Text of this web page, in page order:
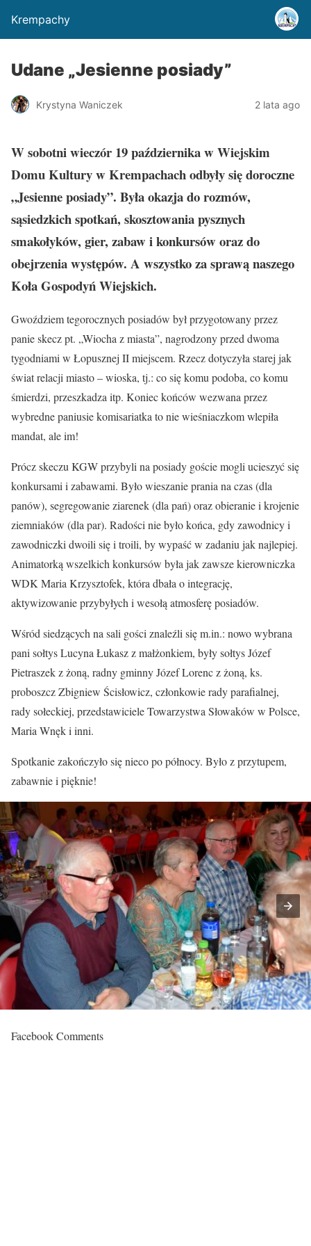
Krempachy
Udane „Jesienne posiady”
Krystyna Waniczek 2 lata ago
W sobotni wieczór 19 października w Wiejskim
Domu Kultury w Krempachach odbyły się doroczne
„Jesienne posiady”. Była okazja do rozmów,
sąsiedzkich spotkań, skosztowania pysznych
smakołyków, gier, zabaw i konkursów oraz do
obejrzenia występów. A wszystko za sprawą naszego
Koła Gospodyń Wiejskich.
Gwoździem tegorocznych posiadów był przygotowany przez
panie skecz pt. „Wiocha z miasta”, nagrodzony przed dwoma
tygodniami w Łopusznej II miejscem. Rzecz dotyczyła starej jak
świat relacji miasto – wioska, tj.: co się komu podoba, co komu
śmierdzi, przeszkadza itp. Koniec końców wezwana przez
wybredne paniusie komisariatka to nie wieśniaczkom wlepiła
mandat, ale im!
Prócz skeczu KGW przybyli na posiady goście mogli ucieszyć się
konkursami i zabawami. Było wieszanie prania na czas (dla
panów), segregowanie ziarenek (dla pań) oraz obieranie i krojenie
ziemniaków (dla par). Radości nie było końca, gdy zawodnicy i
zawodniczki dwoili się i troili, by wypaść w zadaniu jak najlepiej.
Animatorką wszelkich konkursów była jak zawsze kierowniczka
WDK Maria Krzysztofek, która dbała o integrację,
aktywizowanie przybyłych i wesołą atmosferę posiadów.
Wśród siedzących na sali gości znaleźli się m.in.: nowo wybrana
pani sołtys Lucyna Łukasz z małżonkiem, były sołtys Józef
Pietraszek z żoną, radny gminny Józef Lorenc z żoną, ks.
proboszcz Zbigniew Ścisłowicz, członkowie rady parafialnej,
rady sołeckiej, przedstawiciele Towarzystwa Słowaków w Polsce,
Maria Wnęk i inni.
Spotkanie zakończyło się nieco po północy. Było z przytupem,
zabawnie i pięknie!
Facebook Comments